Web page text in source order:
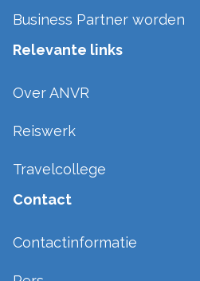
Business Partner worden
Relevante links
Over ANVR
Reiswerk
Travelcollege
Contact
Contactinformatie